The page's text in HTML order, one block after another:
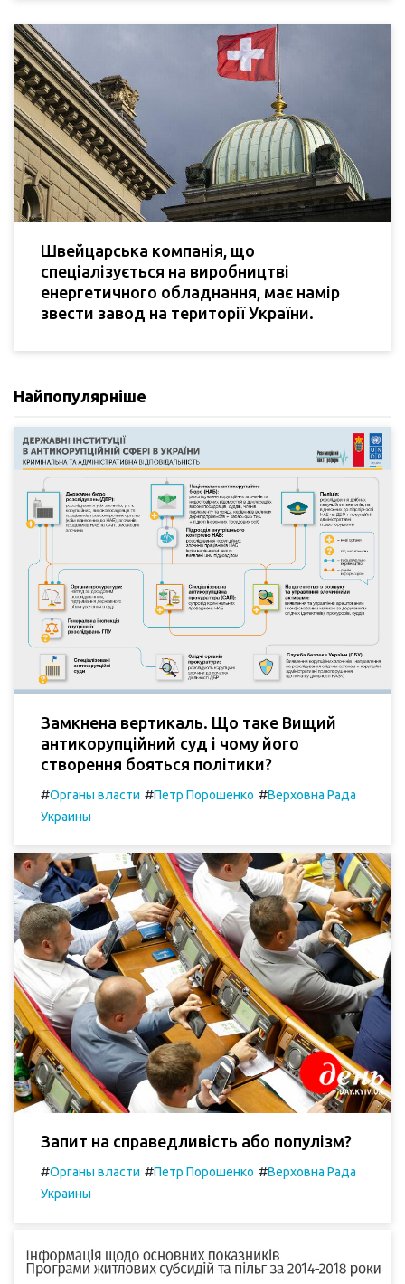
Швейцарська компанія, що
спеціалізується на виробництві
енергетичного обладнання, має намір
звести завод на території України.
Найпопулярніше
Замкнена вертикаль. Що таке Вищий
антикорупційний суд і чому його
створення бояться політики?
#Органы власти #Петр Порошенко #Верховна Рада
Украины
Запит на справедливість або популізм?
#Органы власти #Петр Порошенко #Верховна Рада
Украины